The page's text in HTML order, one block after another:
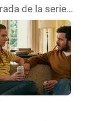
de la serie
This, o Nadie
cuenta
hora cada
para mirar
mismo tiempo,
e